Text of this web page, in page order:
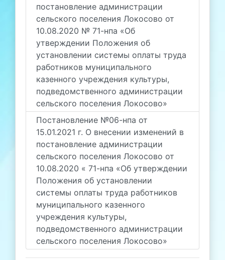
постановление администрации
сельского поселения Локосово от
10.08.2020 № 71-нпа «Об
утверждении Положения об
установлении системы оплаты труда
работников муниципального
казенного учреждения культуры,
подведомственного администрации
сельского поселения Локосово»
Постановление №06-нпа от
15.01.2021 г. О внесении изменений в
постановление администрации
сельского поселения Локосово от
10.08.2020 « 71-нпа «Об утверждении
Положения об установлении
системы оплаты труда работников
муниципального казенного
учреждения культуры,
подведомственного администрации
сельского поселения Локосово»